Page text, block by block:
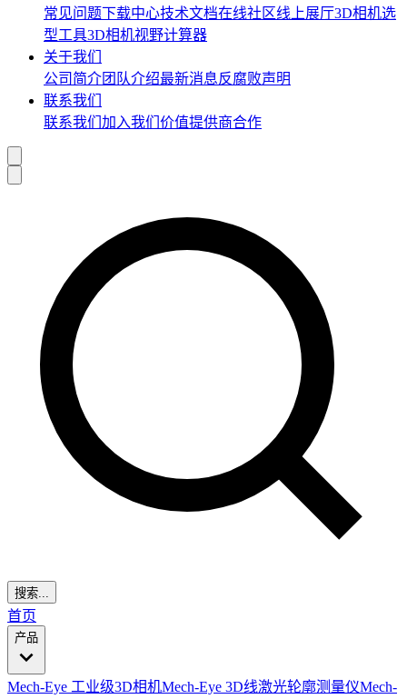
常见问题下载中心技术文档在线社区线上展厅3D相机选
型工具3D相机视野计算器
关于我们
公司简介团队介绍最新消息反腐败声明
联系我们
联系我们 加入我们 价值提供商合作
搜索...
首页
产品
Mech-Eye 工业级3D相机Mech-Eye 3D线激光轮廓测量仪Mech-